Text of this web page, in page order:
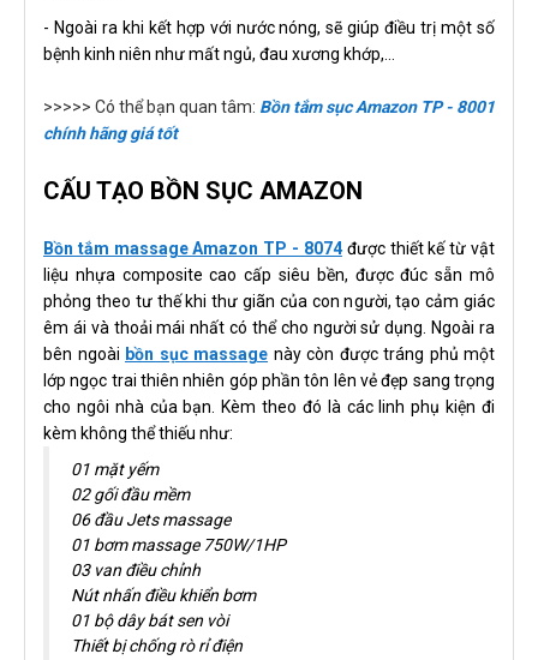
- Ngoài ra khi kết hợp với nước nóng, sẽ giúp điều trị một số
bệnh kinh niên như mất ngủ, đau xương khớp,...
>>>>> Có thể bạn quan tâm: Bồn tắm sục Amazon TP - 8001
chính hãng giá tốt
CẤU TẠO BỒN SỤC AMAZON
Bồn tắm massage Amazon TP - 8074được thiết kế từ vật
liệu nhựa composite cao cấp siêu bền, được đúc sẵn mô
phỏng theo tư thế khi thư giãn của con người, tạo cảm giác
êm ái và thoải mái nhất có thể cho người sử dụng. Ngoài ra
bên ngoài bồn sục massage này còn được tráng phủ một
lớp ngọc trai thiên nhiên góp phần tôn lên vẻ đẹp sang trọng
cho ngôi nhà của bạn. Kèm theo đó là các linh phụ kiện đi
kèm không thể thiếu như:
01 mặt yếm
02 gối đầu mềm
06 đầu Jets massage
01 bơm massage 750W/1HP
03 van điều chỉnh
Nút nhấn điều khiển bơm
01 bộ dây bát sen vòi
Thiết bị chống rò rỉ điện